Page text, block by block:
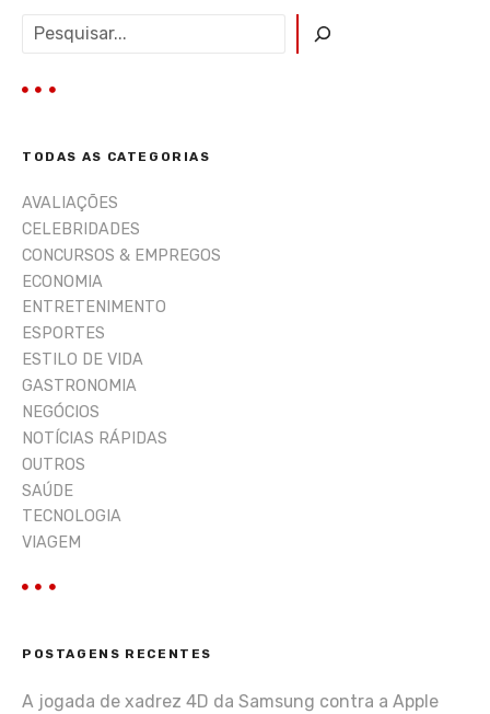
q
s
r
TODAS AS CATEGORIAS
AVALIAÇÕES
CELEBRIDADES
CONCURSOS & EMPREGOS
ECONOMIA
ENTRETENIMENTO
ESPORTES
ESTILO DE VIDA
GASTRONOMIA
NEGÓCIOS
NOTÍCIAS RÁPIDAS
OUTROS
SAÚDE
TECNOLOGIA
VIAGEM
POSTAGENS RECENTES
A jogada de xadrez 4D da Samsung contra a Apple